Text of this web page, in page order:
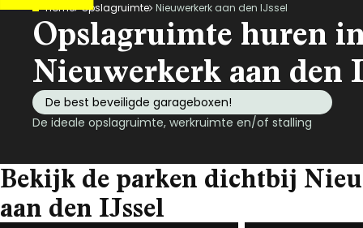
Zoeken
Bekijk alle locaties
Park bezichtigen
Top locaties
Drenthe
Flevoland
Gelderland
Groningen
Huren Kopen
Opslagruimte
Veilig opgeslagen en 24/7 toegankelijk.
Stalling
De ideale
Wij zijn GaragePark
Meer dan 57 locaties in Nederland.
Ervaringen
Een greep uit
Home Opslagruimte Nieuwerkerk aan den IJssel
Opslagruimte huren
Nieuwerkerk aan den
De best beveiligde garageboxen!
De ideale opslagruimte, werkruimte en/of stalling
Bekijk de parken dichtbij
aan den IJssel